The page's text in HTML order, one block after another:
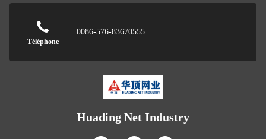
Téléphone
0086-576-83670555
Huading Net Industry